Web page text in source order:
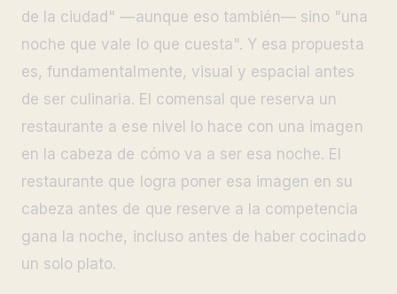
de la ciudad" —aunque eso también— sino "una
noche que vale lo que cuesta". Y esa propuesta
es, fundamentalmente, visual y espacial antes
de ser culinaria. El comensal que reserva un
restaurante a ese nivel lo hace con una imagen
en la cabeza de cómo va a ser esa noche. El
restaurante que logra poner esa imagen en su
cabeza antes de que reserve a la competencia
gana la noche, incluso antes de haber cocinado
un solo plato.